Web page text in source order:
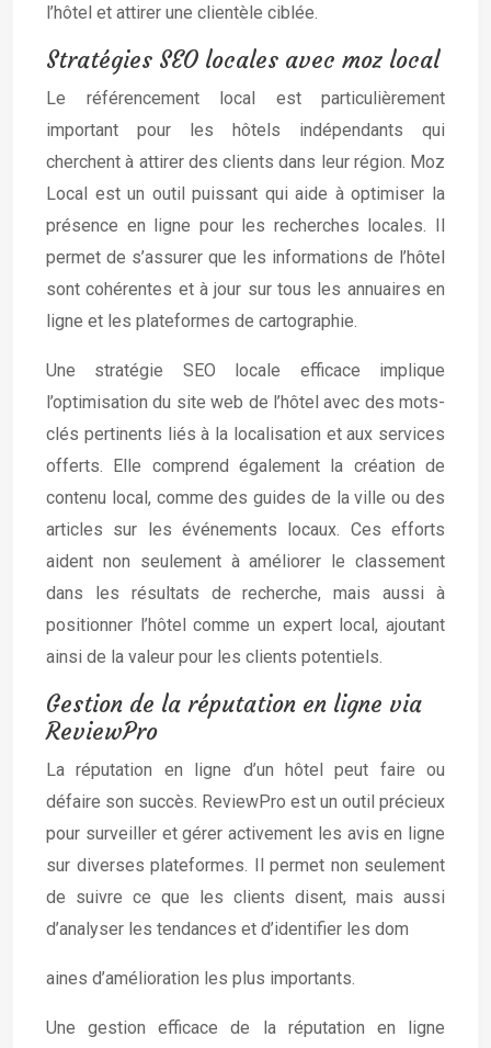
l’hôtel et attirer une clientèle ciblée.
Stratégies SEO locales avec moz local
Le référencement local est particulièrement
important pour les hôtels indépendants qui
cherchent à attirer des clients dans leur région. Moz
Local est un outil puissant qui aide à optimiser la
présence en ligne pour les recherches locales. Il
permet de s’assurer que les informations de l’hôtel
sont cohérentes et à jour sur tous les annuaires en
ligne et les plateformes de cartographie.
Une stratégie SEO locale efficace implique
l’optimisation du site web de l’hôtel avec des mots-
clés pertinents liés à la localisation et aux services
offerts. Elle comprend également la création de
contenu local, comme des guides de la ville ou des
articles sur les événements locaux. Ces efforts
aident non seulement à améliorer le classement
dans les résultats de recherche, mais aussi à
positionner l’hôtel comme un expert local, ajoutant
ainsi de la valeur pour les clients potentiels.
Gestion de la réputation en ligne via
ReviewPro
La réputation en ligne d’un hôtel peut faire ou
défaire son succès. ReviewPro est un outil précieux
pour surveiller et gérer activement les avis en ligne
sur diverses plateformes. Il permet non seulement
de suivre ce que les clients disent, mais aussi
d’analyser les tendances et d’identifier les dom
aines d’amélioration les plus importants.
Une gestion efficace de la réputation en ligne